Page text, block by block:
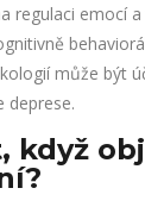
regulaci emocí
může být
deprese.
když